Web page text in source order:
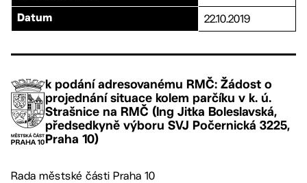
Datum 22.10.2019
k podání adresovanému RMČ: Žádost o
projednání situace kolem parčíku v k. ú.
Strašnice na RMČ (Ing Jitka Boleslavská,
předsedkyně výboru SVJ Počernická 3225,
Praha 10)
Rada městské části Praha 10